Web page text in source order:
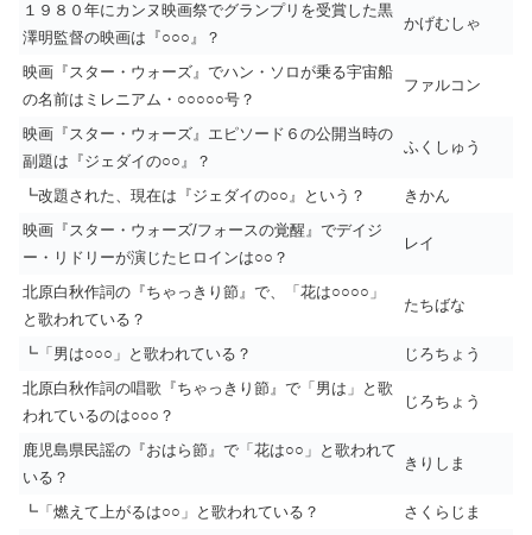
１９８０年にカンヌ映画祭でグランプリを受賞した黒
澤明監督の映画は『○○○』？
かげむしゃ
映画『スター・ウォーズ』でハン・ソロが乗る宇宙船
の名前はミレニアム・○○○○○号？
ファルコン
映画『スター・ウォーズ』エピソード６の公開当時の
副題は『ジェダイの○○』？
ふくしゅう
┗改題された、現在は『ジェダイの○○』という？
きかん
映画『スター・ウォーズ/フォースの覚醒』でデイジ
ー・リドリーが演じたヒロインは○○？
レイ
北原白秋作詞の『ちゃっきり節』で、「花は○○○○」
と歌われている？
たちばな
┗「男は○○○」と歌われている？
じろちょう
北原白秋作詞の唱歌『ちゃっきり節』で「男は」と歌
われているのは○○○？
じろちょう
鹿児島県民謡の『おはら節』で「花は○○」と歌われて
いる？
きりしま
┗「燃えて上がるは○○」と歌われている？
さくらじま